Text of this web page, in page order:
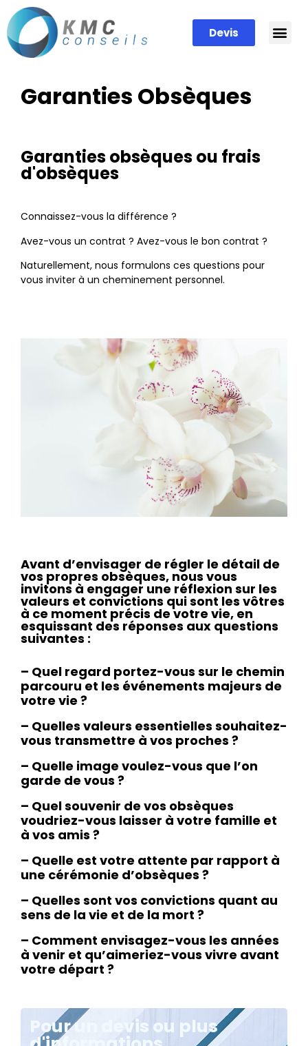
Devis
Garanties Obsèques
Garanties obsèques ou frais
d'obsèques
Connaissez-vous la différence ?
Avez-vous un contrat ? Avez-vous le bon contrat ?
Naturellement, nous formulons ces questions pour
vous inviter à un cheminement personnel.
Avant d’envisager de régler le détail de
vos propres obsèques, nous vous
invitons à engager une réflexion sur les
valeurs et convictions qui sont les vôtres
à ce moment précis de votre vie, en
esquissant des réponses aux questions
suivantes :
– Quel regard portez-vous sur le chemin
parcouru et les événements majeurs de
votre vie ?
– Quelles valeurs essentielles souhaitez-
vous transmettre à vos proches ?
– Quelle image voulez-vous que l’on
garde de vous ?
– Quel souvenir de vos obsèques
voudriez-vous laisser à votre famille et
à vos amis ?
– Quelle est votre attente par rapport à
une cérémonie d’obsèques ?
– Quelles sont vos convictions quant au
sens de la vie et de la mort ?
– Comment envisagez-vous les années
à venir et qu’aimeriez-vous vivre avant
votre départ ?
Pour un devis ou plus